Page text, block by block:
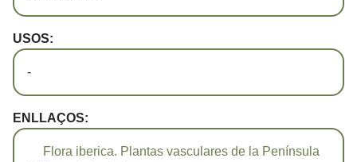
USOS:
-
ENLLAÇOS:
Flora iberica. Plantas vasculares de la Península